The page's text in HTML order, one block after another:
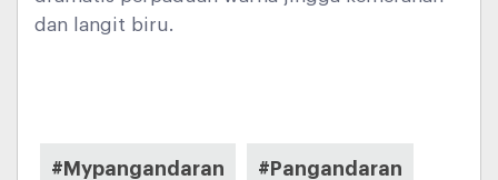
dan langit biru.
#Mypangandaran #Pangandaran